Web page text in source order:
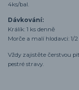
4ks/bal.
Dávkování:
Králík: 1 ks denně
Morče a malí hlodavci: 1/
Vždy zajistěte čerstvou
pestré stravy.